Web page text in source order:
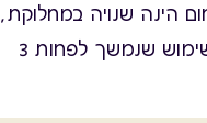
הינה שנויה במחלוקת,
אך ככל הנראה יש ביכולתם לסייע בהפחתת תדירות גלי החום בשימוש שנמשך לפחות 3